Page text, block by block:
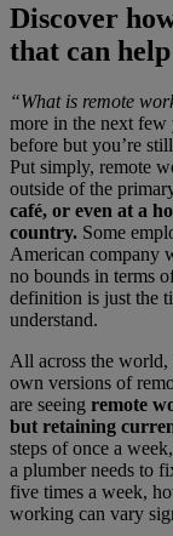
Discover
that can help
“What is remote
more in the next few
before but you’re
Put simply, remote
outside of the
café, or even at a
country. Some
American company
no bounds in terms
definition is just the
understand.
All across the world,
own versions of
are seeing remote
but retaining
steps of once a
a plumber needs to
five times a week,
working can vary